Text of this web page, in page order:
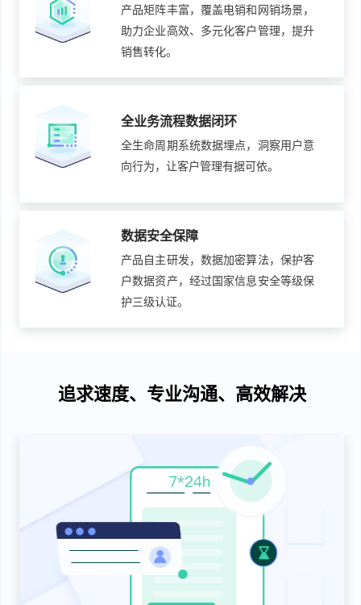
产品矩阵丰富，覆盖电销和网销场景，
助力企业高效、多元化客户管理，提升
销售转化。
全业务流程数据闭环
全生命周期系统数据埋点，洞察用户意
向行为，让客户管理有据可依。
数据安全保障
产品自主研发，数据加密算法，保护客
户数据资产，经过国家信息安全等级保
护三级认证。
追求速度、专业沟通、高效解决